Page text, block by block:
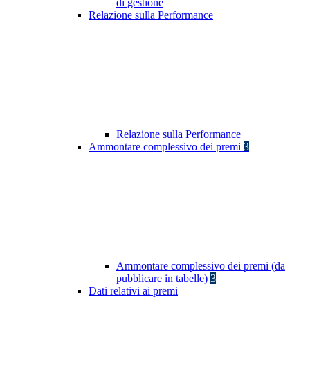
di gestione
Relazione sulla Performance
Relazione sulla Performance
Ammontare complessivo dei premi 3
Ammontare complessivo dei premi (da
pubblicare in tabelle) 3
Dati relativi ai premi